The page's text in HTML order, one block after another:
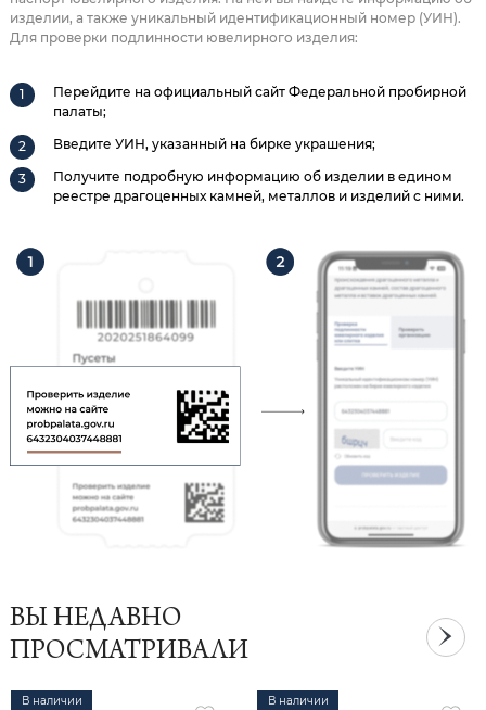
изделии, а также уникальный идентификационный номер (УИН).
Для проверки подлинности ювелирного изделия:
Перейдите на официальный сайт Федеральной пробирной
палаты;
Введите УИН, указанный на бирке украшения;
Получите подробную информацию об изделии в едином
реестре драгоценных камней, металлов и изделий с ними.
ВЫ НЕДАВНО
ПРОСМАТРИВАЛИ
В наличии В наличии